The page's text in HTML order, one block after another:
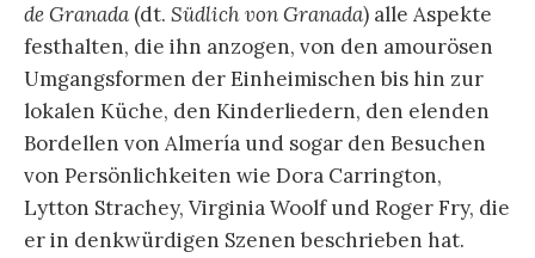
de Granada (dt. Südlich von Granada) alle Aspekte
festhalten, die ihn anzogen, von den amourösen
Umgangsformen der Einheimischen bis hin zur
lokalen Küche, den Kinderliedern, den elenden
Bordellen von Almería und sogar den Besuchen
von Persönlichkeiten wie Dora Carrington,
Lytton Strachey, Virginia Woolf und Roger Fry, die
er in denkwürdigen Szenen beschrieben hat.